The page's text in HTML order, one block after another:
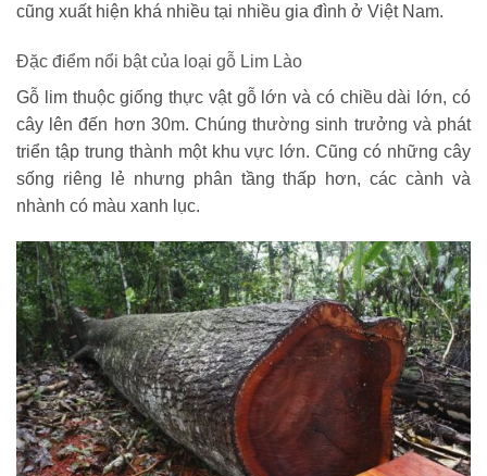
cũng xuất hiện khá nhiều tại nhiều gia đình ở Việt Nam.
Đặc điểm nổi bật của loại gỗ Lim Lào
Gỗ lim thuộc giống thực vật gỗ lớn và có chiều dài lớn, có
cây lên đến hơn 30m. Chúng thường sinh trưởng và phát
triển tập trung thành một khu vực lớn. Cũng có những cây
sống riêng lẻ nhưng phân tầng thấp hơn, các cành và
nhành có màu xanh lục.